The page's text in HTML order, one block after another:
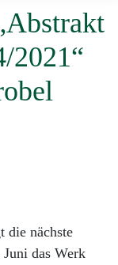
2021“
die nächste
das Werk